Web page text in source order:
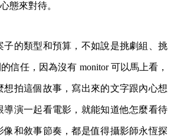
態來對待。
的類型和預算，不如說是挑劇組、挑
信任，因為沒有 monitor 可以馬上看，
拍這個故事，寫出來的文字跟內心想
演一起看電影，就能知道他怎麼看待
和敘事節奏，都是值得攝影師永恆探